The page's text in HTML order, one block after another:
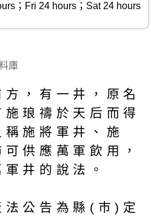
；Fri 24 hours；Sat 24 hours
庫
，有一井，原名
琅禱於天后而得
施將軍井、施
供應萬軍飲用，
井的說法。
法公告為縣(巿)定